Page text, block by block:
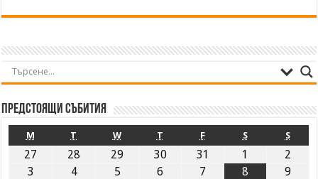
Предстоящи събития
M T W T F S S
27 28 29 30 31 1
2
3
4 5 6 7 8
9